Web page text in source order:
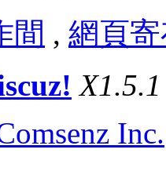
間 , 網頁
X1.5.1
Inc.